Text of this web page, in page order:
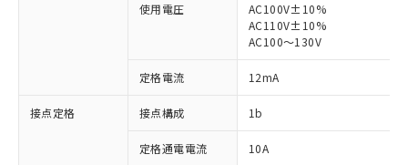
使用電圧
AC100V±10%
AC110V±10%
AC100～130V
定格電流 12mA
接点定格 接点構成 1b
定格通電電流 10A
ご利用条件
対応済み：EU RoHS指令（10物質）の
非含有に対応した製品が提供可能な商品で
す。
対応予定：EU RoHS指令（10物質）の非含
有に対応した製品に切り替える予定のある